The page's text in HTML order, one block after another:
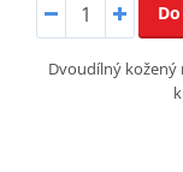
Dvoudílný kožený